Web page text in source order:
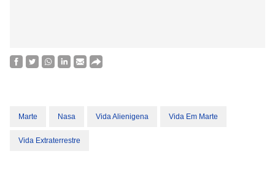
Marte Nasa Vida Alienigena Vida Em Marte
Vida Extraterrestre